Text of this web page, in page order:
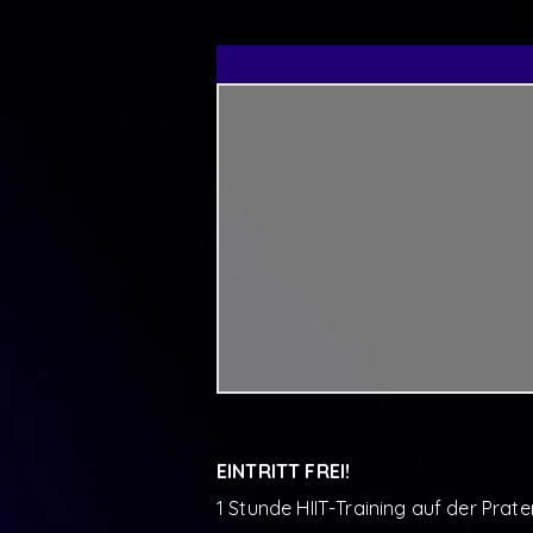
EINTRITT FREI!
1 Stunde HIIT-Training auf der